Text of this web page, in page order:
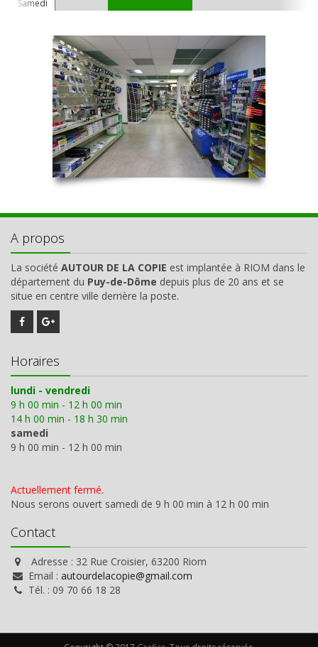
Samedi
A propos
La société AUTOUR DE LA COPIE est implantée à RIOM dans le
département du Puy-de-Dôme depuis plus de 20 ans et se
situe en centre ville derrière la poste.
Horaires
lundi - vendredi
9 h 00 min - 12 h 00 min
14 h 00 min - 18 h 30 min
samedi
9 h 00 min - 12 h 00 min
Actuellement fermé.
Nous serons ouvert samedi de 9 h 00 min à 12 h 00 min
Contact
Adresse : 32 Rue Croisier, 63200 Riom
Email : autourdelacopie@gmail.com
Tél. : 09 70 66 18 28